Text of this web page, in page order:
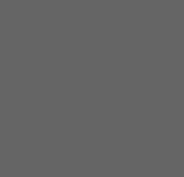
ich przetwarzania. Możesz
praw wymienionych
do Twoich zainteresowań,
umów o ich świadczenie